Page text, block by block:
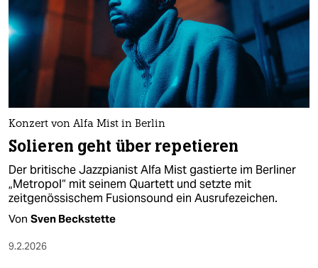
Konzert von Alfa Mist in Berlin
Solieren geht über repetieren
Der britische Jazzpianist Alfa Mist gastierte im Berliner
„Metropol“ mit seinem Quartett und setzte mit
zeitgenössischem Fusionsound ein Ausrufezeichen.
Von Sven Beckstette
9.2.2026